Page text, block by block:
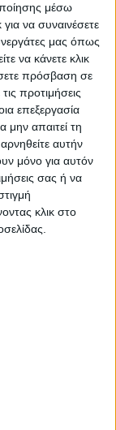
μέσω
να συναινέσετε
μας όπως
να κάνετε κλικ
πρόσβαση σε
προτιμήσεις
επεξεργασία
απαιτεί τη
αυτήν
μόνο για αυτόν
σας ή να
κλικ στο
του
του